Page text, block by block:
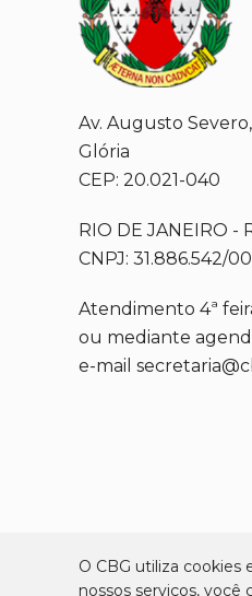
Av. Augusto
Glória
CEP: 20.021-040
RIO DE JANEIRO -
CNPJ: 31.886.542/
Atendimento 4ª
ou mediante
e-mail
O CBG utiliza cookies
nossos serviços, você